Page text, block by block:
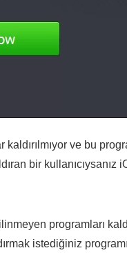
ve bu
bir
programları
istediğiniz